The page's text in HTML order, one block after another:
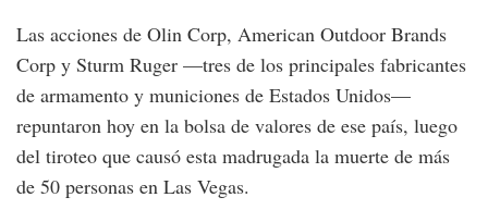
Las acciones de Olin Corp, American Outdoor Brands
Corp y Sturm Ruger —tres de los principales fabricantes
de armamento y municiones de Estados Unidos—
repuntaron hoy en la bolsa de valores de ese país, luego
del tiroteo que causó esta madrugada la muerte de más
de 50 personas en Las Vegas.